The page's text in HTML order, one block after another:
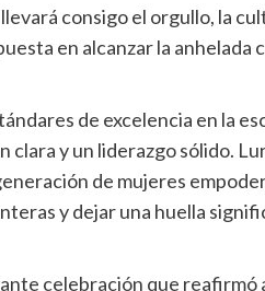
consigo el orgullo, la
en alcanzar la anhelada
de excelencia en la
clara y un liderazgo sólido.
de mujeres
y dejar una huella
celebración que reafirmó